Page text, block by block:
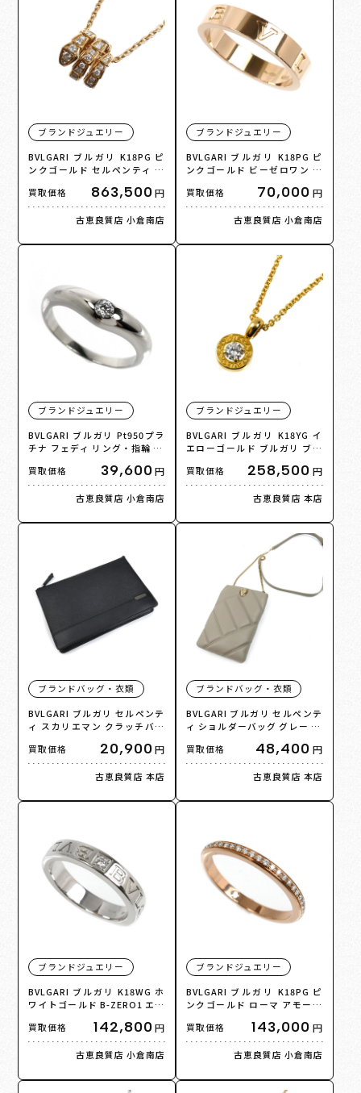
ブランドジュエリー
BVLGARI ブルガリ K18PG ピ
ンクゴールド セルペンティ ヴ
ダイヤモンド 13.1g 52/54cm
レディース【中古】【美品】
買取価格 863,500円
古恵良質店 小倉南店
ブランドジュエリー
BVLGARI ブルガリ K18PG ピ
ンクゴールド ビーゼロワン エ
ング・指輪 360331 11号 51 4.
2g レディース【中古】
買取価格 70,000 円
古恵良質店 小倉南店
ブランドジュエリー
BVLGARI ブルガリ Pt950プラ
チナ フェディ リング・指輪 35
ディース【中古】
買取価格 39,600円
古恵良質店 小倉南店
ブランドジュエリー
BVLGARI ブルガリ K18YG イ
エローゴールド ブルガリ ブル
ヤモンド 8.5g 40cm レディー
ス【中古】
買取価格 258,500 円
古恵良質店 本店
ブランドバッグ・衣類
BVLGARI ブルガリ セルペンテ
ィ スカリエマン クラッチバッ
【中古】
買取価格 20,900円
古恵良質店 本店
ブランドバッグ・衣類
BVLGARI ブルガリ セルペンテ
ィ ショルダーバッグ グレー 29
【中古】【美品】
買取価格 48,400 円
古恵良質店 本店
ブランドジュエリー
BVLGARI ブルガリ K18WG ホ
ワイトゴールド B-ZERO1 エッ
グ・指輪 339986 ダイヤモンド
13号 6.7g レディース【中古】
買取価格 142,800円
古恵良質店 小倉南店
ブランドジュエリー
BVLGARI ブルガリ K18PG ピ
ンクゴールド ローマ アモール
ンド 9号 49 1.9g レディース
【中古】【美品】
買取価格 143,000 円
古恵良質店 小倉南店